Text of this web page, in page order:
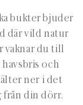
bukter bjuder
där vild natur
vaknar du till
och
ner i det
från din dörr.